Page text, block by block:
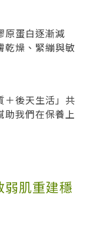
原蛋白逐漸減
乾燥、緊繃與敏
＋後天生活」共
助我們在保養上
弱肌重建穩